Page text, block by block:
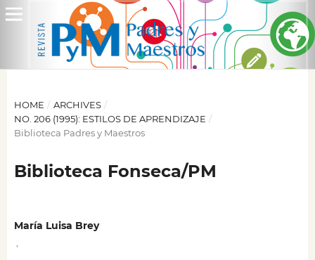
HOME / ARCHIVES /
NO. 206 (1995): ESTILOS DE APRENDIZAJE /
Biblioteca Padres y Maestros
Biblioteca Fonseca/PM
María Luisa Brey